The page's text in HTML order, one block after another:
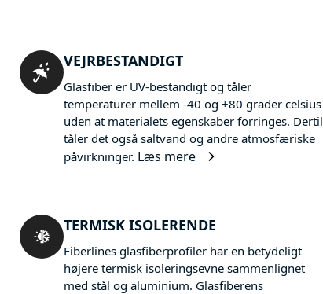
VEJRBESTANDIGT
Glasfiber er UV-bestandigt og tåler
temperaturer mellem -40 og +80 grader celsius
uden at materialets egenskaber forringes. Dertil
tåler det også saltvand og andre atmosfæriske
påvirkninger. Læs mere
TERMISK ISOLERENDE
Fiberlines glasfiberprofiler har en betydeligt
højere termisk isoleringsevne sammenlignet
med stål og aluminium. Glasfiberens